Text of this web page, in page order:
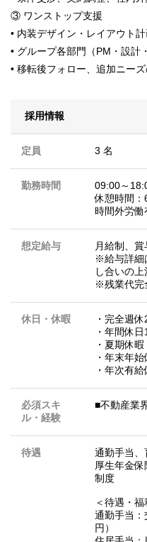
③ ワンストップ支援
• 内装デザイン・レイアウト
• グループ各部門（PM・設計
• 移転後フォロー、追加ニー
採用情報
定員 3 名
勤務時間
09:00～
休憩時間：
時間外労働
想定給与
月給制、賞
※給与詳細
し合いの上
※残業代完
休日・休暇
・完全週
・年間休
・夏期休暇
・年末年始
・年次有
必須スキ
ル・経験
■不動産業
待遇
通勤手当、
厚生年金
制度
＜待遇・
通勤手当
円）